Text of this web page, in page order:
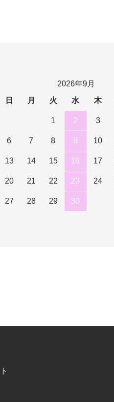
2026年9月
日
月 火 水 木
1 2 3
6 7 8 9 10
13 14 15 16 17
20 21 22 23 24
27 28 29 30